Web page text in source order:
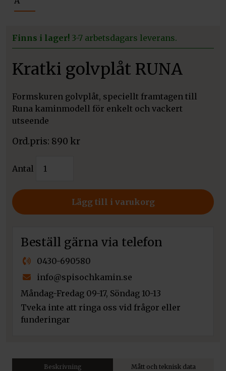
Finns i lager! 3-7 arbetsdagars leverans.
Kratki golvplåt RUNA
Formskuren golvplåt, speciellt framtagen till
Runa kaminmodell för enkelt och vackert
utseende
890 kr
Antal
golvplåt
Lägg till i varukorg
Beställ gärna via telefon
0430-690580
info@spisochkamin.se
Måndag-Fredag 09-17, Söndag 10-13
Tveka inte att ringa oss vid frågor eller
funderingar
Beskrivning Mått och teknisk data